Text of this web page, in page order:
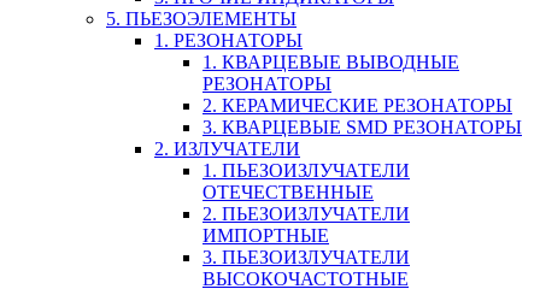
5. ПЬЕЗОЭЛЕМЕНТЫ
1. РЕЗОНАТОРЫ
1. КВАРЦЕВЫЕ ВЫВОДНЫЕ
РЕЗОНАТОРЫ
2. КЕРАМИЧЕСКИЕ РЕЗОНАТОРЫ
3. КВАРЦЕВЫЕ SMD РЕЗОНАТОРЫ
2. ИЗЛУЧАТЕЛИ
1. ПЬЕЗОИЗЛУЧАТЕЛИ
ОТЕЧЕСТВЕННЫЕ
2. ПЬЕЗОИЗЛУЧАТЕЛИ
ИМПОРТНЫЕ
3. ПЬЕЗОИЗЛУЧАТЕЛИ
ВЫСОКОЧАСТОТНЫЕ